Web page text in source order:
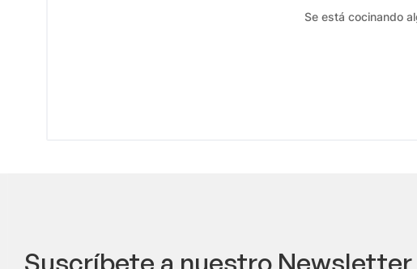
Se está cocinando
Suscríbete a nuestro Newsletter